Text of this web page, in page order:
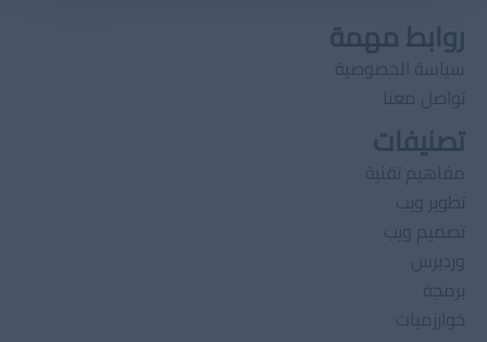
روابط مهمة
سياسة الخصوصية
تواصل معنا
تصنيفات
مفاهيم تقنية
تطوير ويب
تصميم ويب
وردبرس
برمجة
خوارزميات